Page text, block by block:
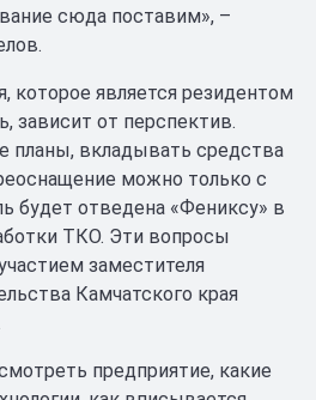
сюда поставим», –
которое является резидентом
зависит от перспектив.
планы, вкладывать средства
можно только с
будет отведена «Фениксу» в
ТКО. Эти вопросы
заместителя
Камчатского края
предприятие, какие